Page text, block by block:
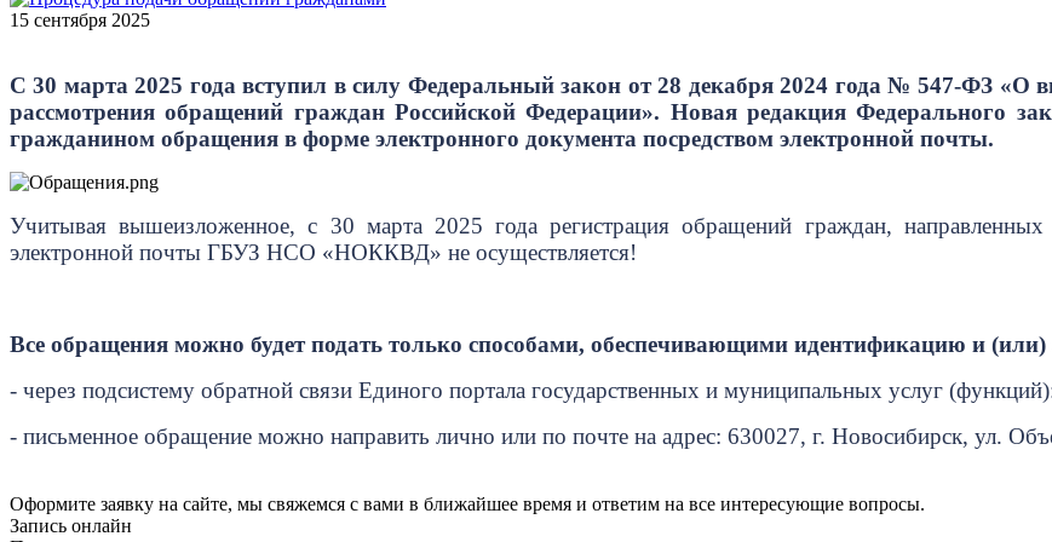
15 сентября 2025
С 30 марта 2025 года вступил в силу Федеральный закон от 28 декабря 2024 года № 547-ФЗ «О
рассмотрения обращений граждан Российской Федерации». Новая редакция Федерального
гражданином обращения в форме электронного документа посредством электронной почты.
Учитывая вышеизложенное, с 30 марта 2025 года регистрация обращений граждан,
электронной почты ГБУЗ НСО «НОККВД» не осуществляется!
Все обращения можно будет подать только способами, обеспечивающими идентификацию и
- через подсистему обратной связи Единого портала государственных и муниципальных услуг
- письменное обращение можно направить лично или по почте на адрес: 630027, г. Новосибирск, ул.
Оформите заявку на сайте, мы свяжемся с вами в ближайшее время и ответим на все интересующие вопросы.
Запись онлайн